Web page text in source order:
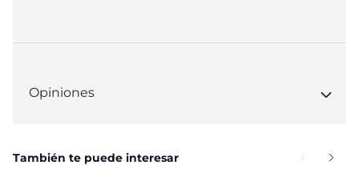
Opiniones
También te puede interesar